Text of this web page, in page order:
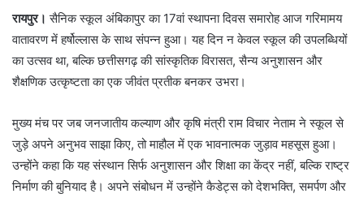
रायपुर। सैनिक स्कूल अंबिकापुर का 17वां स्थापना दिवस समारोह आज गरिमामय
वातावरण में हर्षोल्लास के साथ संपन्न हुआ। यह दिन न केवल स्कूल की उपलब्धियों
का उत्सव था, बल्कि छत्तीसगढ़ की सांस्कृतिक विरासत, सैन्य अनुशासन और
शैक्षणिक उत्कृष्टता का एक जीवंत प्रतीक बनकर उभरा।
मुख्य मंच पर जब जनजातीय कल्याण और कृषि मंत्री राम विचार नेताम ने स्कूल से
जुड़े अपने अनुभव साझा किए, तो माहौल में एक भावनात्मक जुड़ाव महसूस हुआ।
उन्होंने कहा कि यह संस्थान सिर्फ अनुशासन और शिक्षा का केंद्र नहीं, बल्कि राष्ट्र
निर्माण की बुनियाद है। अपने संबोधन में उन्होंने कैडेट्स को देशभक्ति, समर्पण और